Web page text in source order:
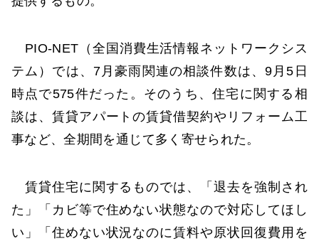
PIO-NET（全国消費生活情報ネットワークシス
テム）では、7月豪雨関連の相談件数は、9月5日
時点で575件だった。そのうち、住宅に関する相
談は、賃貸アパートの賃貸借契約やリフォーム工
事など、全期間を通じて多く寄せられた。
賃貸住宅に関するものでは、「退去を強制され
た」「カビ等で住めない状態なので対応してほし
い」「住めない状況なのに賃料や原状回復費用を